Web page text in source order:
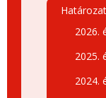
2026.
2025.
2024.